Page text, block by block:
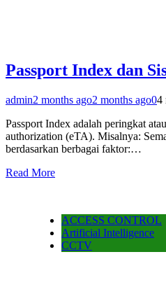
Passport Index dan
admin2 months ago2 months ago04
Passport Index adalah peringkat
authorization (eTA). Misalnya:
berdasarkan berbagai faktor:…
Read More
ACCESS CONTROL
Artificial Intelligence
CCTV